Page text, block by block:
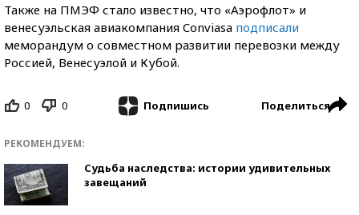
Также на ПМЭФ стало известно, что «Аэрофлот» и
венесуэльская авиакомпания Conviasa подписали
меморандум о совместном развитии перевозки между
Россией, Венесуэлой и Кубой.
0 0 Подпишись Поделиться
РЕКОМЕНДУЕМ:
Судьба наследства: истории удивительных
завещаний